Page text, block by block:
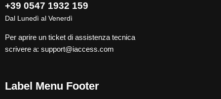
+39 0547 1932 159
Dal Lunedì al Venerdì
Per aprire un ticket di assistenza tecnica
scrivere a: support@iaccess.com
Label Menu Footer